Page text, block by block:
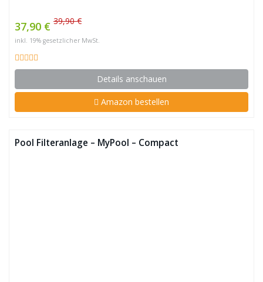
37,90 € 39,90 €
inkl. 19% gesetzlicher MwSt.
Details anschauen
Amazon bestellen
Pool Filteranlage – MyPool – Compact